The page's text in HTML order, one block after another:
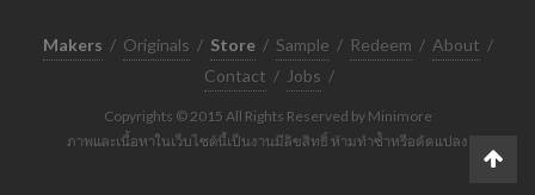
Makers / Originals / Store / Sample / Redeem / About /
Contact / Jobs /
Copyrights © 2015 All Rights Reserved by Minimore
ภาพและเนื้อหาในเว็บไซต์นี้เป็นงานมีลิขสิทธิ์ ห้ามทำซ้ำหรือดัดแปลง